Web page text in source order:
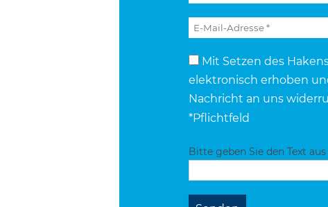
Mit Setzen des
elektronisch erhoben
Nachricht an uns
*Pflichtfeld
Bitte geben Sie den Text